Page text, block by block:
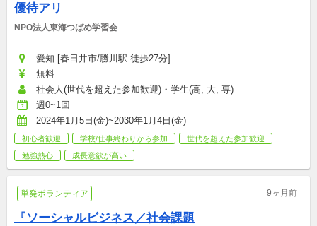
優待アリ
NPO法人東海つばめ学習会
愛知 [春日井市/勝川駅 徒歩27分]
無料
社会人(世代を超えた参加歓迎)・学生(高, 大, 専)
週0~1回
2024年1月5日(金)~2030年1月4日(金)
初心者歓迎 学校/仕事終わりから参加
世代を超えた参加歓迎
勉強熱心
成長意欲が高い
単発ボランティア 9ヶ月前
『ソーシャルビジネス／社会課題